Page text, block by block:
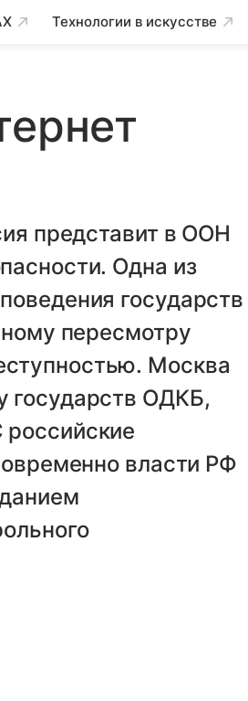
Технологии в искусстве
представит в ООН
Одна из
государств
пересмотру
Москва
государств ОДКБ,
власти РФ